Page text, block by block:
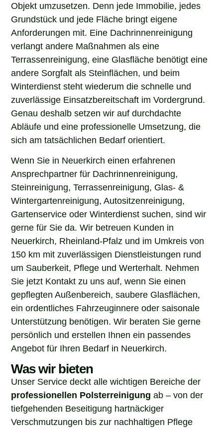
Objekt umzusetzen. Denn jede Immobilie, jedes
Grundstück und jede Fläche bringt eigene
Anforderungen mit. Eine Dachrinnenreinigung
verlangt andere Maßnahmen als eine
Terrassenreinigung, eine Glasfläche benötigt eine
andere Sorgfalt als Steinflächen, und beim
Winterdienst steht wiederum die schnelle und
zuverlässige Einsatzbereitschaft im Vordergrund.
Genau deshalb setzen wir auf durchdachte
Abläufe und eine professionelle Umsetzung, die
sich am tatsächlichen Bedarf orientiert.
Wenn Sie in Neuerkirch einen erfahrenen
Ansprechpartner für Dachrinnenreinigung,
Steinreinigung, Terrassenreinigung, Glas- &
Wintergartenreinigung, Autositzenreinigung,
Gartenservice oder Winterdienst suchen, sind wir
gerne für Sie da. Wir betreuen Kunden in
Neuerkirch, Rheinland-Pfalz und im Umkreis von
150 km mit zuverlässigen Dienstleistungen rund
um Sauberkeit, Pflege und Werterhalt. Nehmen
Sie jetzt Kontakt zu uns auf, wenn Sie einen
gepflegten Außenbereich, saubere Glasflächen,
ein ordentliches Fahrzeuginnere oder saisonale
Unterstützung benötigen. Wir beraten Sie gerne
persönlich und erstellen Ihnen ein passendes
Angebot für Ihren Bedarf in Neuerkirch.
Was wir bieten
Unser Service deckt alle wichtigen Bereiche der
professionellen Polsterreinigung ab – von der
tiefgehenden Beseitigung hartnäckiger
Verschmutzungen bis zur nachhaltigen Pflege